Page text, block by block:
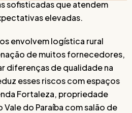
sofisticadas que atendem
elevadas.
envolvem logística rural
de muitos fornecedores,
diferenças de qualidade na
esses riscos com espaços
Fortaleza, propriedade
do Paraíba com salão de